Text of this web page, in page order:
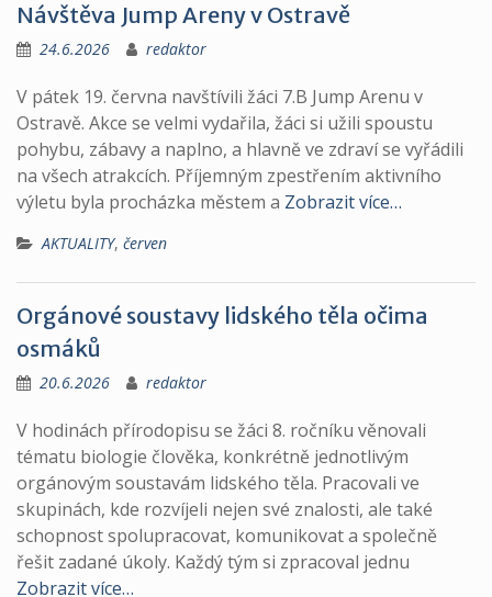
Návštěva Jump Areny v Ostravě
24.6.2026 redaktor
V pátek 19. června navštívili žáci 7.B Jump Arenu v
Ostravě. Akce se velmi vydařila, žáci si užili spoustu
pohybu, zábavy a naplno, a hlavně ve zdraví se vyřádili
na všech atrakcích. Příjemným zpestřením aktivního
výletu byla procházka městem a Zobrazit více…
AKTUALITY, červen
Orgánové soustavy lidského těla očima
osmáků
20.6.2026 redaktor
V hodinách přírodopisu se žáci 8. ročníku věnovali
tématu biologie člověka, konkrétně jednotlivým
orgánovým soustavám lidského těla. Pracovali ve
skupinách, kde rozvíjeli nejen své znalosti, ale také
schopnost spolupracovat, komunikovat a společně
řešit zadané úkoly. Každý tým si zpracoval jednu
Zobrazit více…